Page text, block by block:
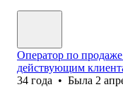
Оператор по
действующим
34 года • Была 2